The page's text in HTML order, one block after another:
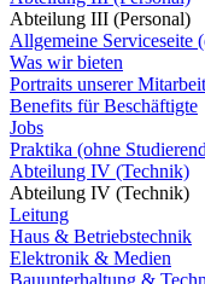
Abteilung III (Personal)
Allgemeine Serviceseite
Was wir bieten
Portraits unserer
Benefits für Beschäftigte
Jobs
Praktika (ohne
Abteilung IV (Technik)
Abteilung IV (Technik)
Leitung
Haus & Betriebstechnik
Elektronik & Medien
Bauunterhaltung &